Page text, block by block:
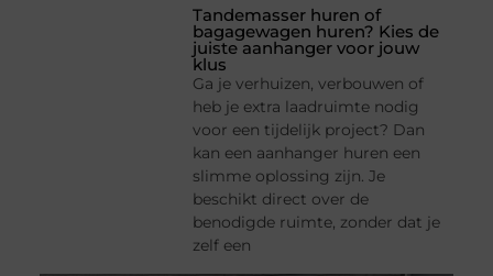
Tandemasser huren of
bagagewagen huren? Kies de
juiste aanhanger voor jouw
klus
Ga je verhuizen, verbouwen of
heb je extra laadruimte nodig
voor een tijdelijk project? Dan
kan een aanhanger huren een
slimme oplossing zijn. Je
beschikt direct over de
benodigde ruimte, zonder dat je
zelf een